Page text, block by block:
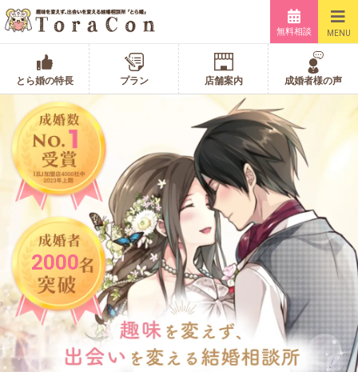
無料相談 MENU
とら婚の特長 プラン 店舗案内 成婚者様の声
2000